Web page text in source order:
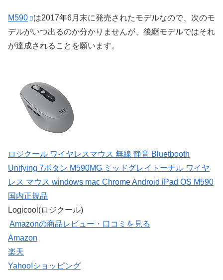
M590
は2017年6月末に発売されたモデルなので、次のモ
デルがいつ出るのか分かりませんが、後継モデルではそれ
が達成されることを願います。
ロジクール ワイヤレスマウス 無線 静音 Bluetbooth
Unifying 7ボタン M590MG ミッドグレイトーナル ワイヤ
レス マウス windows mac Chrome Android iPad OS M590
国内正規品
Logicool(ロジクール)
Amazonの商品レビュー・口コミを見る
Amazon
楽天
Yahoo!ショッピング